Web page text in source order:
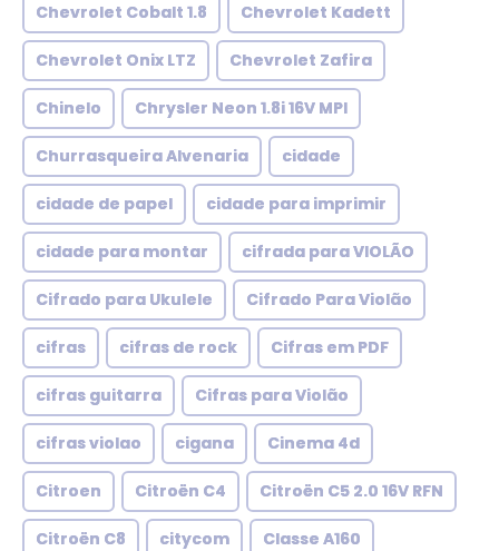
Chevrolet Cobalt 1.8 Chevrolet Kadett
Chevrolet Onix LTZ Chevrolet Zafira
Chinelo Chrysler Neon 1.8i 16V MPI
Churrasqueira Alvenaria cidade
cidade de papel cidade para imprimir
cidade para montar cifrada para VIOLÃO
Cifrado para Ukulele Cifrado Para Violão
cifras cifras de rock Cifras em PDF
cifras guitarra Cifras para Violão
cifras violao cigana Cinema 4d
Citroen Citroën C4 Citroën C5 2.0 16V RFN
Citroën C8 citycom Classe A160